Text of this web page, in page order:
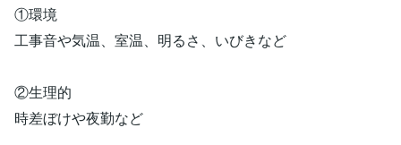
①環境
工事音や気温、室温、明るさ、いびきなど
②生理的
時差ぼけや夜勤など